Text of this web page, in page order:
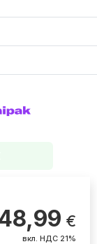
€
вкл. НДС 21%